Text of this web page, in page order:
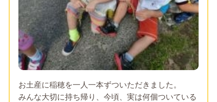
お土産に稲穂を一人一本ずついただきました。
みんな大切に持ち帰り、今頃、実は何個ついている